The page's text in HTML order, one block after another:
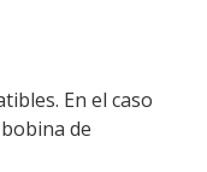
En el caso
de